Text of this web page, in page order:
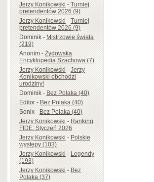
Jerzy Konikowski-Turniej
pretendentów 2026 (9)
Jerzy Konikowski-Turniej
pretendentów 2026 (9)
Dominik-Mistrzowie świata
(219)
Anonim-Żydowska
Encyklopedia Szachowa (7)
Jerzy Konikowski-Jerzy
Konikowski obchodzi
urodziny!
Dominik-Bez Polaka (40)
Editor-Bez Polaka (40)
Sonix-Bez Polaka (40)
Jerzy Konikowski-Ranking
FIDE: Styczeń 2026
Jerzy Konikowski-Polskie
występy (103)
Jerzy Konikowski-Legendy
(193)
Jerzy Konikowski-Bez
Polaka (37)